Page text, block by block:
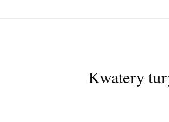
Kwatery